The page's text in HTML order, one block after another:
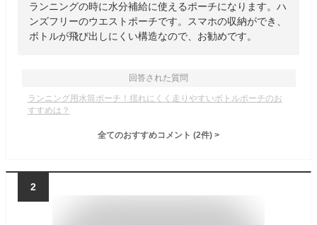
ランニングの時に水分補給に使えるポーチになります。ハ
ンズフリーのウエストポーチです。スマホの収納ができ、
ボトルが飛び出しにくい構造なので、お勧めです。
回答された質問
ランニング用水筒ポーチ！揺れにくく走りやすいボトルポーチのお
すすめは？
全てのおすすめコメント (2件) >
2